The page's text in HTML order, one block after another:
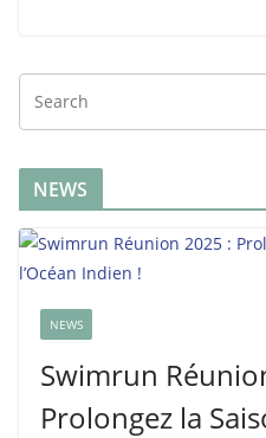
NEWS
NEWS
Swimrun
Prolongez la